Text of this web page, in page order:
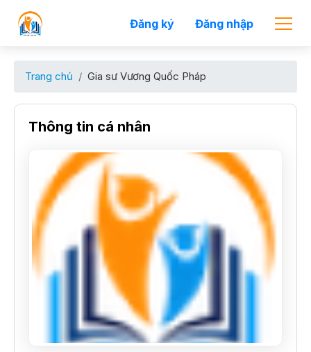
Đăng ký Đăng nhập
Trang chủ Gia sư Vương Quốc Pháp
Thông tin cá nhân